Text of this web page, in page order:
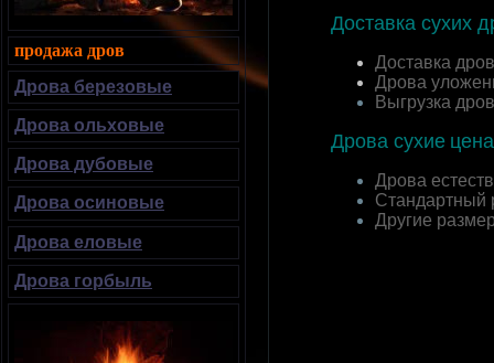
Доставка сухих
Доставка дров
Дрова
Выгрузка
Дрова сухие
Дрова
Стандартный
Другие
продажа дров
Дрова березовые
Дрова ольховые
Дрова дубовые
Дрова осиновые
Дрова еловые
Дрова горбыль